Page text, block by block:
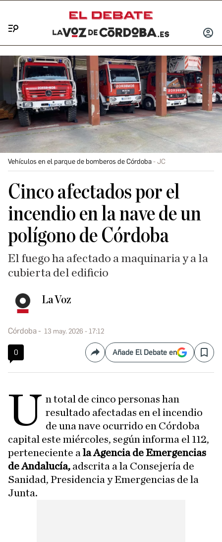
INICIAR
Vehículos en el parque de bomberos de Córdoba JC
Cinco afectados por el
incendio en la nave de un
polígono de Córdoba
El fuego ha afectado a maquinaria y a la
cubierta del edificio
La Voz
Córdoba 13 may. 2026 - 17:12
0 CompartirAñade El Debate en Save
U n total de cinco personas han
resultado afectadas en el incendio
de una nave ocurrido en Córdoba
capital este miércoles, según informa el 112,
perteneciente a la Agencia de Emergencias
de Andalucía, adscrita a la Consejería de
Sanidad, Presidencia y Emergencias de la
Junta.